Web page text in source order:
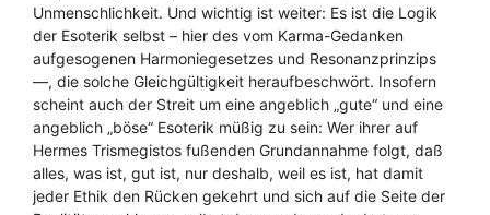
Unmenschlichkeit. Und wichtig ist weiter: Es ist die Logik
der Esoterik selbst – hier des vom Karma-Gedanken
aufgesogenen Harmoniegesetzes und Resonanzprinzips
—, die solche Gleichgültigkeit heraufbeschwört. Insofern
scheint auch der Streit um eine angeblich „gute“ und eine
angeblich „böse“ Esoterik müßig zu sein: Wer ihrer auf
Hermes Trismegistos fußenden Grundannahme folgt, daß
alles, was ist, gut ist, nur deshalb, weil es ist, hat damit
jeder Ethik den Rücken gekehrt und sich auf die Seite der